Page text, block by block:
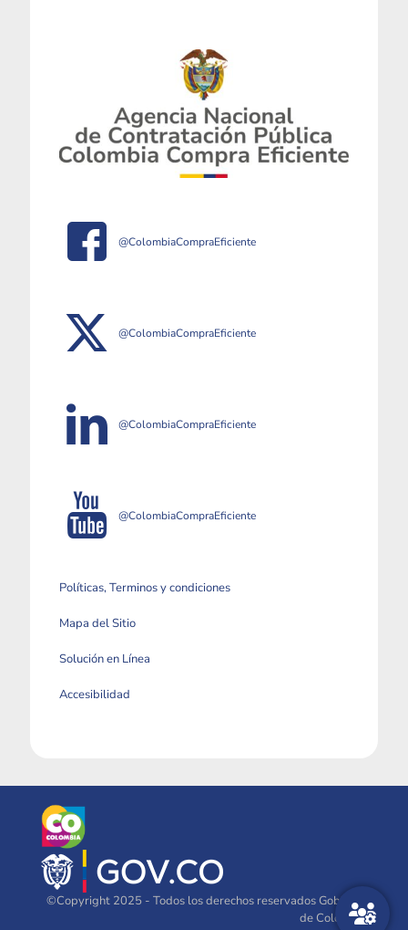
@ColombiaCompraEficiente
@ColombiaCompraEficiente
@ColombiaCompraEficiente
@ColombiaCompraEficiente
Políticas, Terminos y condiciones
Mapa del Sitio
Solución en Línea
Accesibilidad
©Copyright 2025 - Todos los derechos reservados Gobierno
de Colombia